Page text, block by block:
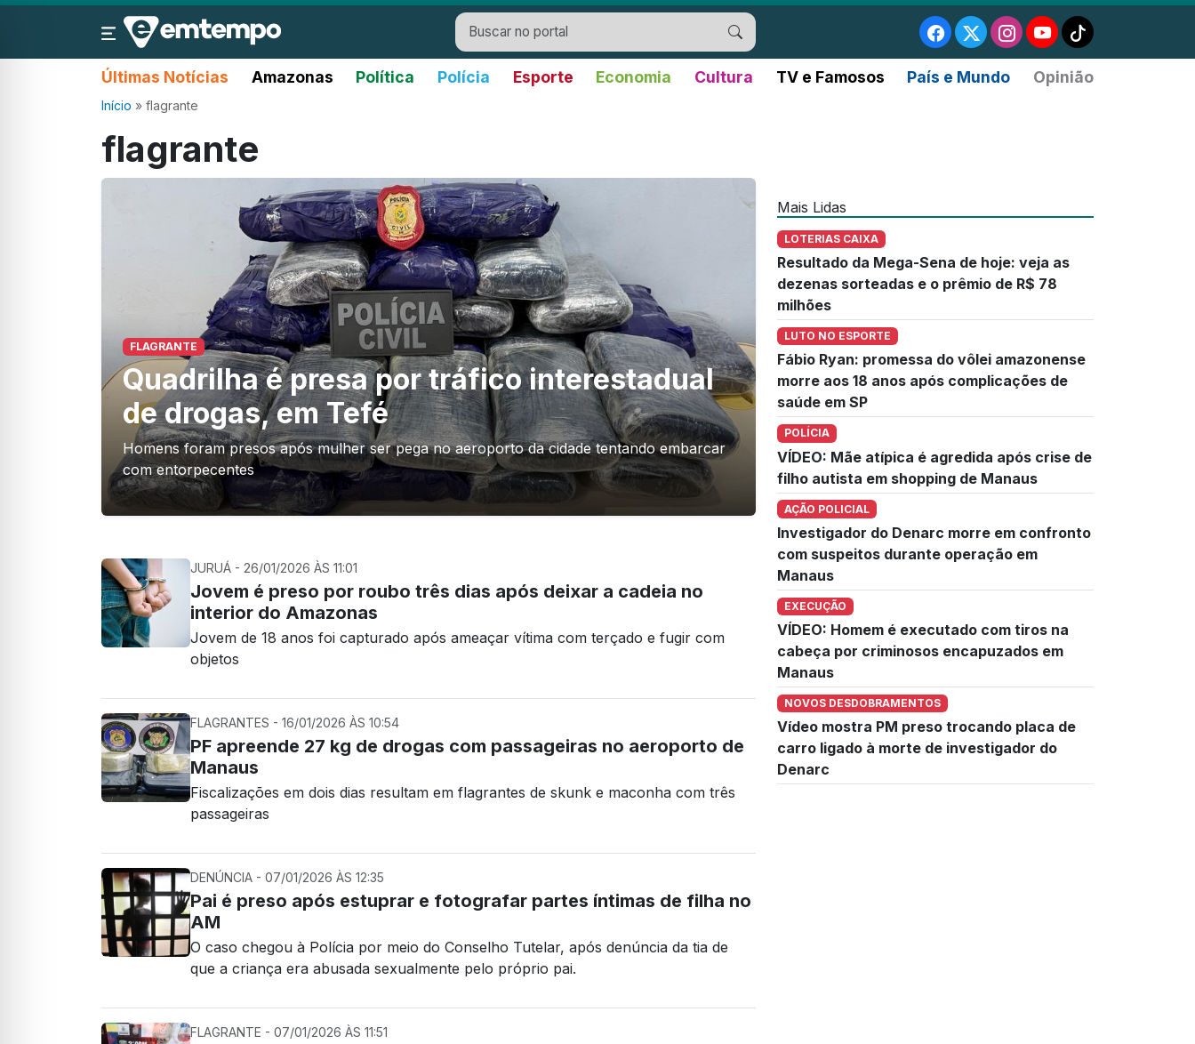
Últimas Notícias Amazonas Política Polícia Esporte Economia Cultura TV e Famosos País e Mundo Opinião
Início » flagrante
flagrante
FLAGRANTE
Quadrilha é presa por tráfico interestadual
de drogas, em Tefé
Homens foram presos após mulher ser pega no aeroporto da cidade tentando embarcar
com entorpecentes
JURUÁ - 26/01/2026 ÀS 11:01
Jovem é preso por roubo três dias após deixar a cadeia no
interior do Amazonas
Jovem de 18 anos foi capturado após ameaçar vítima com terçado e fugir com
objetos
FLAGRANTES - 16/01/2026 ÀS 10:54
PF apreende 27 kg de drogas com passageiras no aeroporto de
Manaus
Fiscalizações em dois dias resultam em flagrantes de skunk e maconha com três
passageiras
DENÚNCIA - 07/01/2026 ÀS 12:35
Pai é preso após estuprar e fotografar partes íntimas de filha no
AM
O caso chegou à Polícia por meio do Conselho Tutelar, após denúncia da tia de
que a criança era abusada sexualmente pelo próprio pai.
FLAGRANTE - 07/01/2026 ÀS 11:51
Mais Lidas
LOTERIAS CAIXA
Resultado da Mega-Sena de hoje: veja as
dezenas sorteadas e o prêmio de R$ 78
milhões
LUTO NO ESPORTE
Fábio Ryan: promessa do vôlei amazonense
morre aos 18 anos após complicações de
saúde em SP
POLÍCIA
VÍDEO: Mãe atípica é agredida após crise de
filho autista em shopping de Manaus
AÇÃO POLICIAL
Investigador do Denarc morre em confronto
com suspeitos durante operação em
Manaus
EXECUÇÃO
VÍDEO: Homem é executado com tiros na
cabeça por criminosos encapuzados em
Manaus
NOVOS DESDOBRAMENTOS
Vídeo mostra PM preso trocando placa de
carro ligado à morte de investigador do
Denarc